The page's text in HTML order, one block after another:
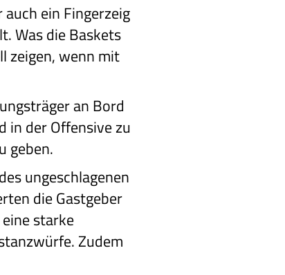
ein Fingerzeig
Was die Baskets
zeigen, wenn mit
an Bord
in der Offensive zu
geben.
ungeschlagenen
die Gastgeber
starke
Zudem